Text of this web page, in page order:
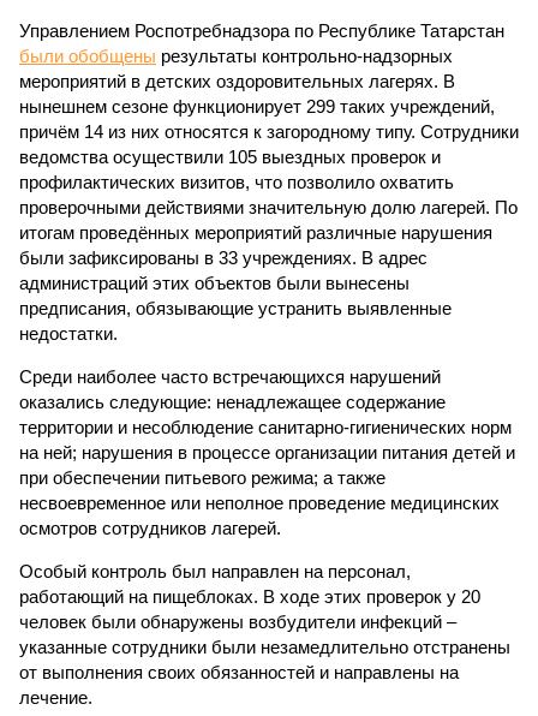
Управлением Роспотребнадзора по Республике Татарстан
были обобщены результаты контрольно-надзорных
мероприятий в детских оздоровительных лагерях. В
нынешнем сезоне функционирует 299 таких учреждений,
причём 14 из них относятся к загородному типу. Сотрудники
ведомства осуществили 105 выездных проверок и
профилактических визитов, что позволило охватить
проверочными действиями значительную долю лагерей. По
итогам проведённых мероприятий различные нарушения
были зафиксированы в 33 учреждениях. В адрес
администраций этих объектов были вынесены
предписания, обязывающие устранить выявленные
недостатки.
Среди наиболее часто встречающихся нарушений
оказались следующие: ненадлежащее содержание
территории и несоблюдение санитарно-гигиенических норм
на ней; нарушения в процессе организации питания детей и
при обеспечении питьевого режима; а также
несвоевременное или неполное проведение медицинских
осмотров сотрудников лагерей.
Особый контроль был направлен на персонал,
работающий на пищеблоках. В ходе этих проверок у 20
человек были обнаружены возбудители инфекций –
указанные сотрудники были незамедлительно отстранены
от выполнения своих обязанностей и направлены на
лечение.